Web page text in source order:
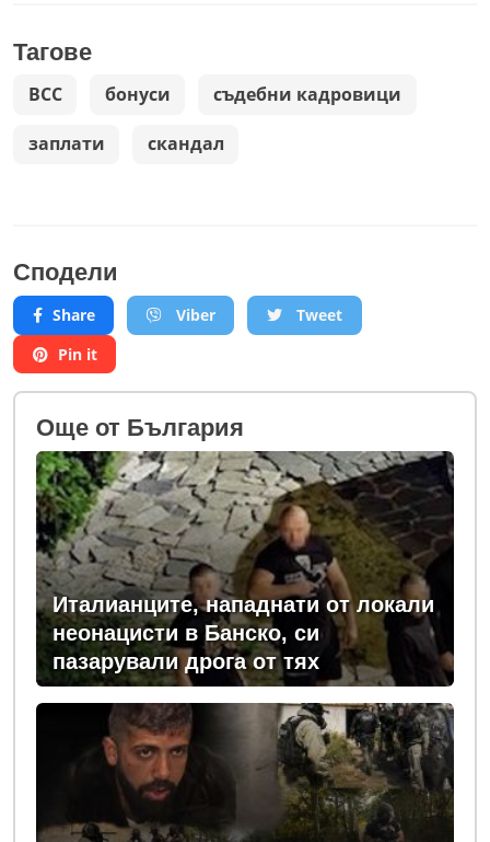
Тагове
ВСС бонуси съдебни кадровици
заплати скандал
Сподели
Share Viber
Tweet
Pin it
Oще от България
Италианците, нападнати от локали
неонацисти в Банско, си
пазарували дрога от тях